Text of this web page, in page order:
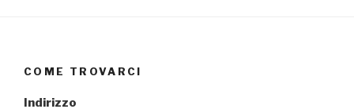
COME TROVARCI
Indirizzo